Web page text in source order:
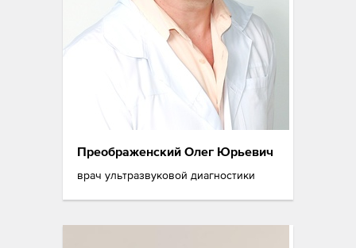
Преображенский Олег Юрьевич
врач ультразвуковой диагностики